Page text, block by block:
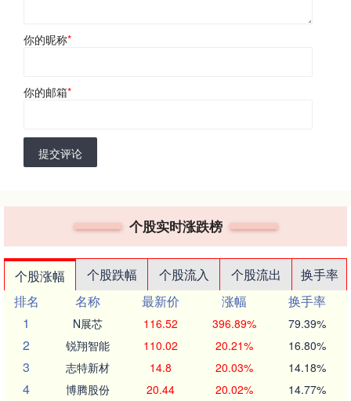
你的昵称*
你的邮箱*
提交评论
个股实时涨跌榜
个股涨幅 个股跌幅 个股流入 个股流出
换手率
排名
名称 最新价 涨幅
换手率
1
N展芯 116.52 396.89% 79.39%
2 锐翔智能 110.02 20.21% 16.80%
3 志特新材 14.8 20.03% 14.18%
4 博腾股份 20.44 20.02% 14.77%